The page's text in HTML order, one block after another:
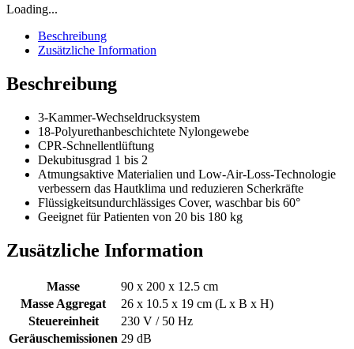
Loading...
Beschreibung
Zusätzliche Information
Beschreibung
3-Kammer-Wechseldrucksystem
18-Polyurethanbeschichtete Nylongewebe
CPR-Schnellentlüftung
Dekubitusgrad 1 bis 2
Atmungsaktive Materialien und Low-Air-Loss-Technologie
verbessern das Hautklima und reduzieren Scherkräfte
Flüssigkeitsundurchlässiges Cover, waschbar bis 60°
Geeignet für Patienten von 20 bis 180 kg
Zusätzliche Information
Masse
90 x 200 x 12.5 cm
Masse Aggregat
26 x 10.5 x 19 cm (L x B x H)
Steuereinheit
230 V / 50 Hz
Geräuschemissionen 29 dB